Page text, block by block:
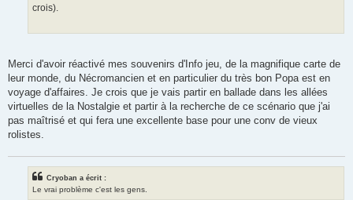
crois).
Merci d'avoir réactivé mes souvenirs d'Info jeu, de la magnifique carte de
leur monde, du Nécromancien et en particulier du très bon Popa est en
voyage d'affaires. Je crois que je vais partir en ballade dans les allées
virtuelles de la Nostalgie et partir à la recherche de ce scénario que j'ai
pas maîtrisé et qui fera une excellente base pour une conv de vieux
rolistes.
Cryoban a écrit :
Le vrai problème c'est les gens.